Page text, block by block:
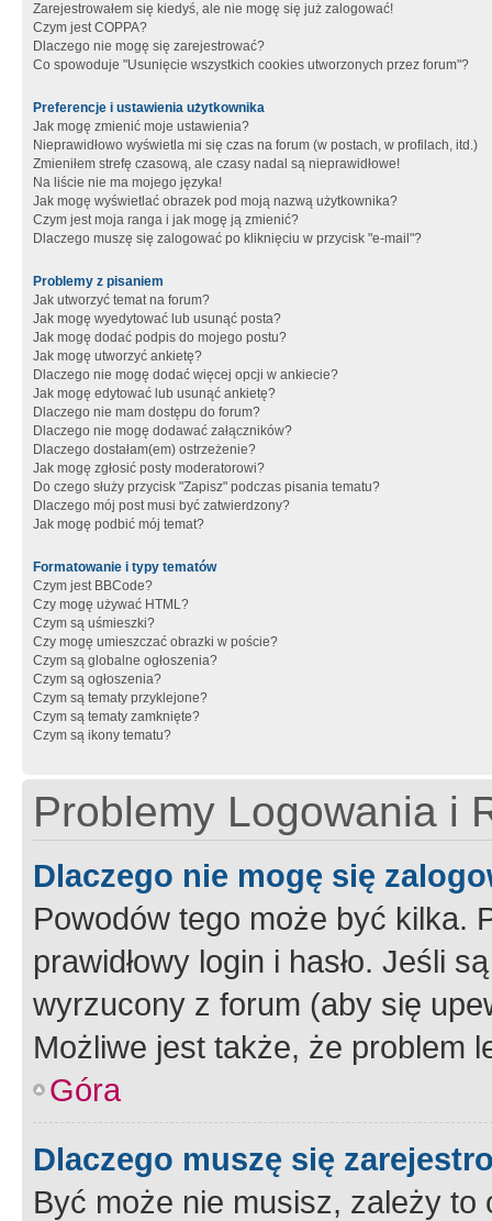
Zarejestrowałem się kiedyś, ale nie mogę się już zalogować!
Czym jest COPPA?
Dlaczego nie mogę się zarejestrować?
Co spowoduje "Usunięcie wszystkich cookies utworzonych przez forum"?
Preferencje i ustawienia użytkownika
Jak mogę zmienić moje ustawienia?
Nieprawidłowo wyświetla mi się czas na forum (w postach, w profilach, itd.)
Zmieniłem strefę czasową, ale czasy nadal są nieprawidłowe!
Na liście nie ma mojego języka!
Jak mogę wyświetlać obrazek pod moją nazwą użytkownika?
Czym jest moja ranga i jak mogę ją zmienić?
Dlaczego muszę się zalogować po kliknięciu w przycisk "e-mail"?
Problemy z pisaniem
Jak utworzyć temat na forum?
Jak mogę wyedytować lub usunąć posta?
Jak mogę dodać podpis do mojego postu?
Jak mogę utworzyć ankietę?
Dlaczego nie mogę dodać więcej opcji w ankiecie?
Jak mogę edytować lub usunąć ankietę?
Dlaczego nie mam dostępu do forum?
Dlaczego nie mogę dodawać załączników?
Dlaczego dostałam(em) ostrzeżenie?
Jak mogę zgłosić posty moderatorowi?
Do czego służy przycisk "Zapisz" podczas pisania tematu?
Dlaczego mój post musi być zatwierdzony?
Jak mogę podbić mój temat?
Formatowanie i typy tematów
Czym jest BBCode?
Czy mogę używać HTML?
Czym są uśmieszki?
Czy mogę umieszczać obrazki w poście?
Czym są globalne ogłoszenia?
Czym są ogłoszenia?
Czym są tematy przyklejone?
Czym są tematy zamknięte?
Czym są ikony tematu?
Problemy Logowania i
Dlaczego nie mogę się
Powodów tego może być kilka.
prawidłowy login i hasło. Jeśli
wyrzucony z forum (aby się
Możliwe jest także, że problem
Góra
Dlaczego muszę się
Być może nie musisz, zależy